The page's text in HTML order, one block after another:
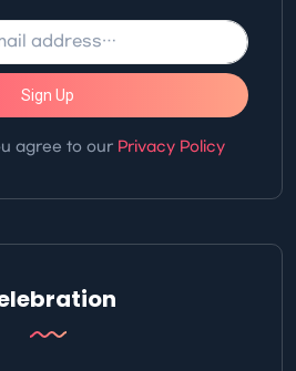
Sign Up
agree to our Privacy Policy